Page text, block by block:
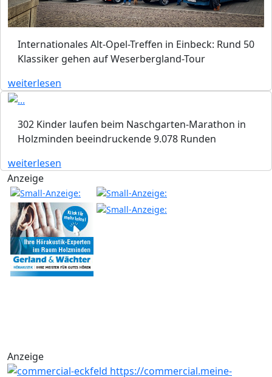
Internationales Alt-Opel-Treffen in Einbeck: Rund 50
Klassiker gehen auf Weserbergland-Tour
weiterlesen
302 Kinder laufen beim Naschgarten-Marathon in
Holzminden beeindruckende 9.078 Runden
weiterlesen
Anzeige
Anzeige